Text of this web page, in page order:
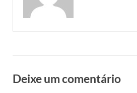
Deixe um comentário